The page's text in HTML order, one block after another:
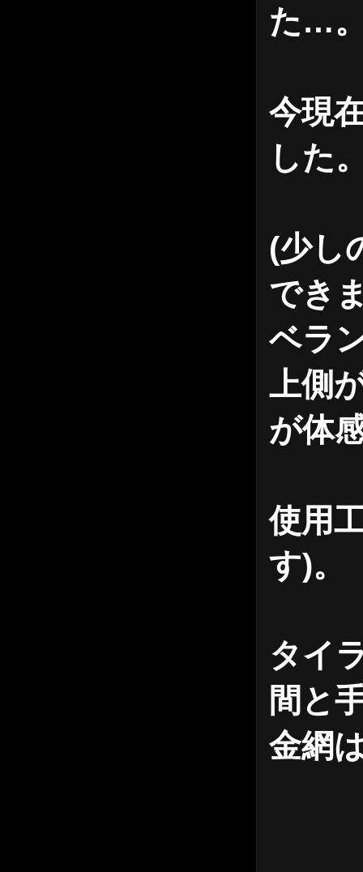
た…
今現
した
(少し
でき
ベラ
上側
が体
使用
す)。
タイ
間と
金網